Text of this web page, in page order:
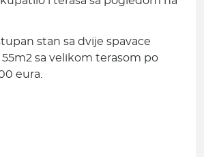
stan sa dvije spavace
sa velikom terasom po
eura.